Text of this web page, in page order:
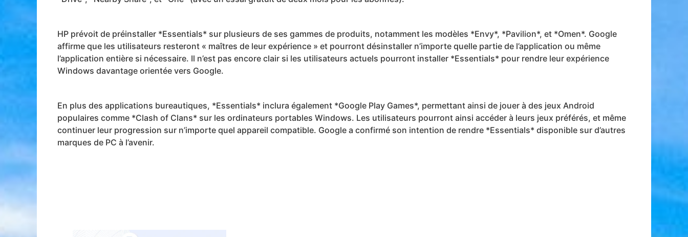
HP prévoit de préinstaller *Essentials* sur plusieurs de ses gammes de produits, notamment les modèles *Envy*, *Pavilion*, et *Omen*. Google
affirme que les utilisateurs resteront « maîtres de leur expérience » et pourront désinstaller n’importe quelle partie de l’application ou même
l’application entière si nécessaire. Il n’est pas encore clair si les utilisateurs actuels pourront installer *Essentials* pour rendre leur expérience
Windows davantage orientée vers Google.
En plus des applications bureautiques, *Essentials* inclura également *Google Play Games*, permettant ainsi de jouer à des jeux Android
populaires comme *Clash of Clans* sur les ordinateurs portables Windows. Les utilisateurs pourront ainsi accéder à leurs jeux préférés, et même
continuer leur progression sur n’importe quel appareil compatible. Google a confirmé son intention de rendre *Essentials* disponible sur d’autres
marques de PC à l’avenir.